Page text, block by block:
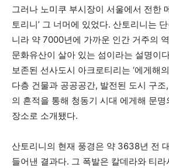
그러나 노미쿠 부시장이 서울에서 전한
토리니’ 그 너머에 있었다. 산토리니는
니라 약 7000년에 가까운 인간 거주의
문화유산이 살아 있는 섬이라는 설명이
보존된 선사도시 아크로티리는 ‘에게해
다층 건물과 공공공간, 발전된 도시 구
의 흔적을 통해 청동기 시대 에게해 문
장소로 소개됐다.
산토리니의 현재 풍경은 약 3638년 전
들어낸 결과다. 그 폭발은 칼데라와 티